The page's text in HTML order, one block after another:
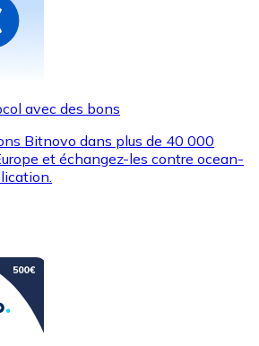
avec des bons
Bitnovo dans plus de 40 000
et échangez-les contre ocean-